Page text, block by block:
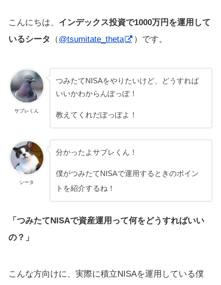
こんにちは、 インデックス投資で1000万円を運用して
いるシータ
（@tsumitate_theta ）です。
サブレくん
つみたてNISAをやりたいけど、どうすれば
いいかわからんぽっぽ！
教えてくれだぽっぽよ！
シータ
分かったよサブレくん！
僕がつみたてNISAで運用するときのポイン
トを紹介するね！
「つみたてNISAで資産運用って何をどうすればいい
の？」
こんな方向けに、実際に積立NISAを運用している僕